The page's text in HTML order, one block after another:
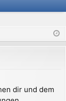
dir und dem